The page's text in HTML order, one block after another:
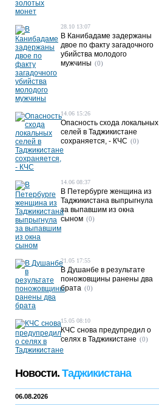
28.10 13:07
В Канибадаме задержаны
двое по факту загадочного
убийства молодого
мужчины (0)
14.06 15:26
Опасность схода локальных
селей в Таджикистане
сохраняется, - КЧС (0)
14.06 08:37
В Петербурге женщина из
Таджикистана выпрыгнула
за выпавшим из окна
сыном (0)
21.05 17:55
В Душанбе в результате
поножовщины ранены два
брата (0)
15.05 08:10
КЧС снова предупредил о
селях в Таджикистане (0)
Новости. Таджикистана
06.08.2026